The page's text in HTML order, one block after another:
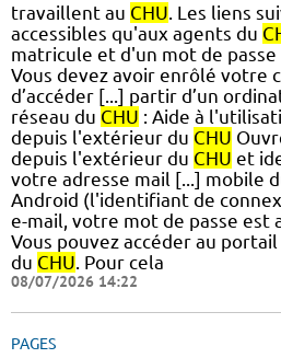
travaillent au CHU. Les liens
accessibles qu'aux agents du
matricule et d'un mot de
Vous devez avoir enrôlé votre
d’accéder [...] partir d’un
réseau du CHU : Aide à
depuis l'extérieur du CHU
depuis l'extérieur du CHU et
votre adresse mail [...] mobile
Android (l'identifiant de
e-mail, votre mot de passe est
Vous pouvez accéder au
du CHU. Pour cela
08/07/2026 14:22
PAGES